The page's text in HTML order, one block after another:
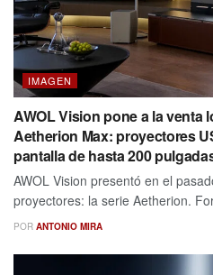
IMAGEN
AWOL Vision pone a la venta
Aetherion Max: proyectores
pantalla de hasta 200
AWOL Vision presentó en el
proyectores: la serie Aetherion.
POR ANTONIO MIRA